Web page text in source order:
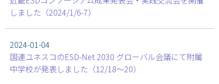
しました（2024/1/6-7）
2024-01-04
国連ユネスコのESD-Net 2030 グローバル会議にて附属
中学校が発表しました（12/18～20）